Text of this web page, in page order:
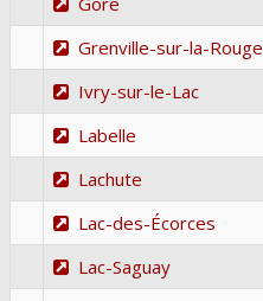
Grenville-sur-la-Rouge
Ivry-sur-le-Lac
Labelle
Lachute
Lac-des-Écorces
Lac-Saguay